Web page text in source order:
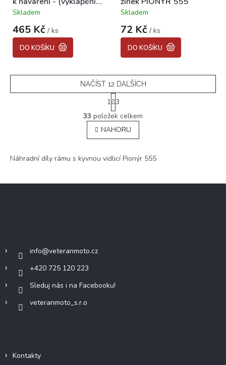
dopředu) PIONÝR 550,
555
Průměrné
hodnocení
produktu
5,0
Skladem
465 Kč / ks
DO KOŠÍKU
Průměrné
hodnocení
produktu
5,0
hvězdiček.
Skladem
72 Kč / ks
DO KOŠÍKU
O
v
l
á
a
u
NAČÍST 12 DALŠÍCH
S
t
r
á
n
k
v
í
1 3
33 položek celkem
NAHORU
Náhradní díly rámu s kyvnou vidlicí Pionýr 555
info@veteranmoto.cz
+420 725 120 223
Sleduj nás i na Facebooku!
veteranmoto_s.r.o
Kontakty